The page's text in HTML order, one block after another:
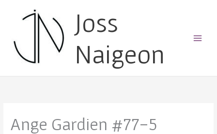
Joss
Naigeon
Ange Gardien #77-5